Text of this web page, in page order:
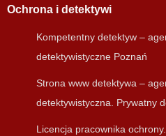
Ochrona i detektywi
Kompetentny detektyw –
detektywistyczne Poznań
Strona www detektywa –
detektywistyczna. Prywatny
Licencja pracownika